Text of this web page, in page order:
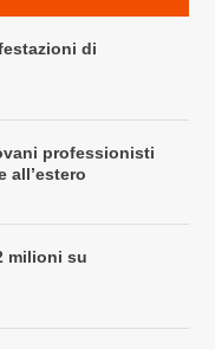
di
professionisti
all’estero
milioni su